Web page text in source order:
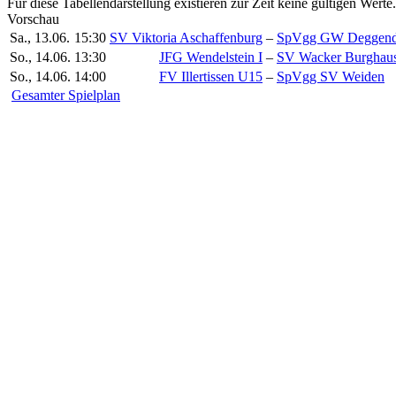
Für diese Tabellendarstellung existieren zur Zeit keine gültigen Werte.
Vorschau
Sa., 13.06. 15:30 SV Viktoria Aschaffenburg – SpVgg GW
So., 14.06. 13:30 JFG Wendelstein I – SV Wacker
So., 14.06. 14:00 FV Illertissen U15 – SpVgg SV Weiden
Gesamter Spielplan